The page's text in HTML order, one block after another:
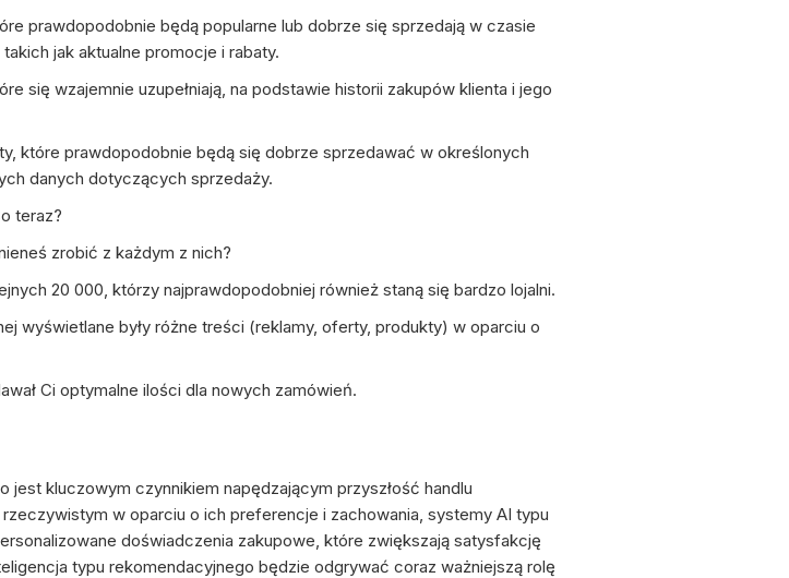
prawdopodobnie będą popularne lub dobrze się sprzedają w czasie
jak aktualne promocje i rabaty.
się wzajemnie uzupełniają, na podstawie historii zakupów klienta i jego
które prawdopodobnie będą się dobrze sprzedawać w określonych
danych dotyczących sprzedaży.
teraz?
zrobić z każdym z nich?
20 000, którzy najprawdopodobniej również staną się bardzo lojalni.
wyświetlane były różne treści (reklamy, oferty, produkty) w oparciu o
Ci optymalne ilości dla nowych zamówień.
jest kluczowym czynnikiem napędzającym przyszłość handlu
w oparciu o ich preferencje i zachowania, systemy AI typu
doświadczenia zakupowe, które zwiększają satysfakcję
typu rekomendacyjnego będzie odgrywać coraz ważniejszą rolę